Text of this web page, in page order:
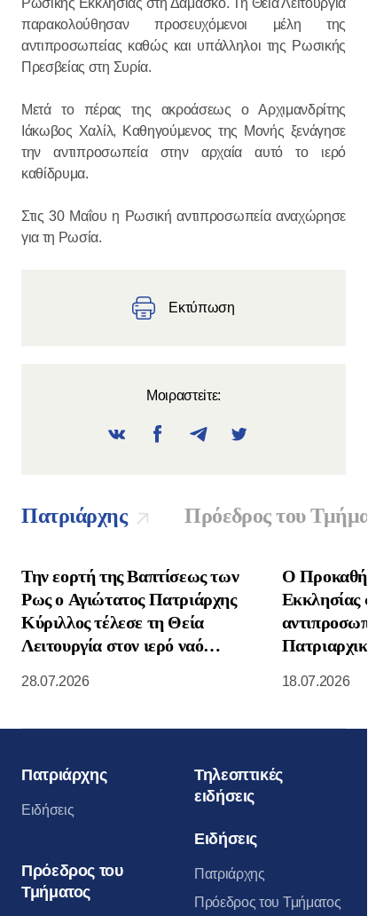
παρακολούθησαν προσευχόμενοι μέλη της
αντιπροσωπείας καθώς και υπάλληλοι της Ρωσικής
Πρεσβείας στη Συρία.
Μετά το πέρας της ακροάσεως ο Αρχιμανδρίτης
Ιάκωβος Χαλίλ, Καθηγούμενος της Μονής ξενάγησε
την αντιπροσωπεία στην αρχαία αυτό το ιερό
καθίδρυμα.
Στις 30 Μαΐου η Ρωσική αντιπροσωπεία αναχώρησε
για τη Ρωσία.
Εκτύπωση
Μοιραστεiτε:
Πατριάρχης Πρόεδρος του
Την εορτή της Βαπτίσεως των
Ρως ο Αγιώτατος Πατριάρχης
Κύριλλος τέλεσε τη Θεία
Λειτουργία στον ιερό ναό
Κρεμλίνο της Μόσχας
28.07.2026
Ο
Εκκλησίας
18.07.2026
Πατριάρχης
Ειδήσεις
Πρόεδρος του
Τμήματος
Τηλεοπτικές
ειδήσεις
Ειδήσεις
Πατριάρχης
Πρόεδρος του Τμήματος